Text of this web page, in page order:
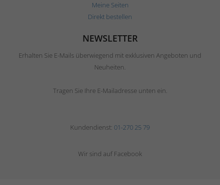
Meine Seiten
Direkt bestellen
NEWSLETTER
Erhalten Sie E-Mails überwiegend mit exklusiven Angeboten und
Neuheiten.
Tragen Sie Ihre E-Mailadresse unten ein.
Kundendienst: 01-270 25 79
Wir sind auf Facebook